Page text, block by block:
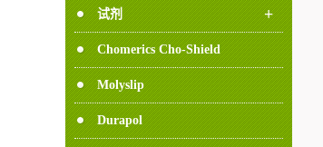
试剂 +
Chomerics Cho-Shield
Molyslip
Durapol